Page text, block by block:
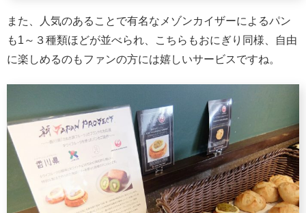
また、人気のあることで有名なメゾンカイザーによるパン
も1～３種類ほどが並べられ、こちらもおにぎり同様、自由
に楽しめるのもファンの方には嬉しいサービスですね。